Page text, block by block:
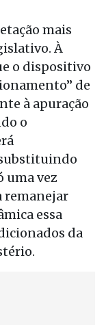
mais
À
o dispositivo
de
à apuração
o
substituindo
uma vez
remanejar
essa
da